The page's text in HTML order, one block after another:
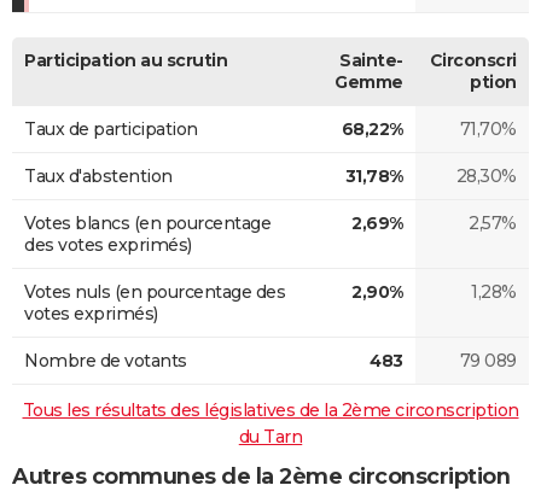
Participation au scrutin
Sainte-
Gemme
Circonscri
ption
Taux de participation 68,22% 71,70%
Taux d'abstention 31,78% 28,30%
Votes blancs (en pourcentage
des votes exprimés)
2,69% 2,57%
Votes nuls (en pourcentage des
votes exprimés)
2,90% 1,28%
Nombre de votants 483 79 089
Tous les résultats des législatives de la 2ème circonscription
du Tarn
Autres communes de la 2ème circonscription